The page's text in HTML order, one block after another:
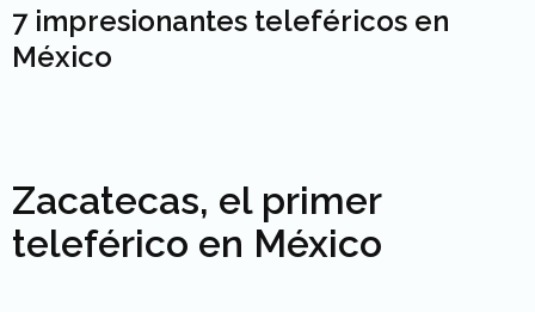
7 impresionantes teleféricos en
México
Zacatecas, el primer
teleférico en México